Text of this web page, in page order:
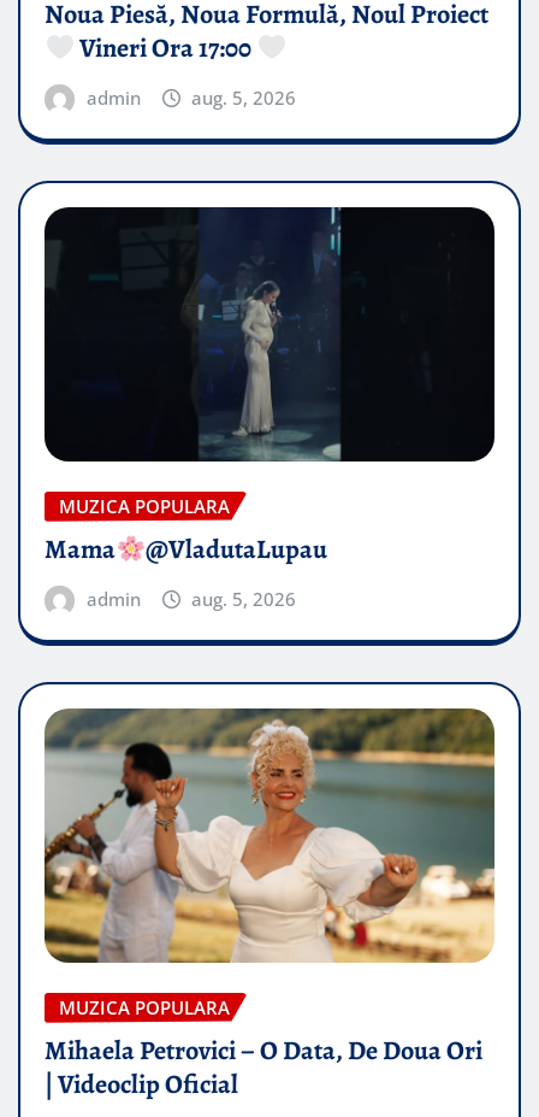
Noua Piesă, Noua Formulă, Noul Proiect
Vineri Ora 17:00
admin aug. 5, 2026
MUZICA POPULARA
Mama @VladutaLupau
admin aug. 5, 2026
MUZICA POPULARA
Mihaela Petrovici – O Data, De Doua Ori
| Videoclip Oficial